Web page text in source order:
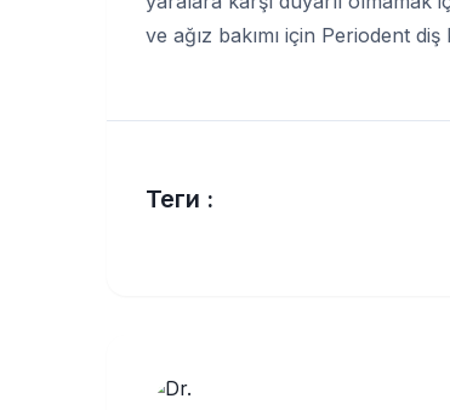
ve ağız bakımı için Periodent
Теги :